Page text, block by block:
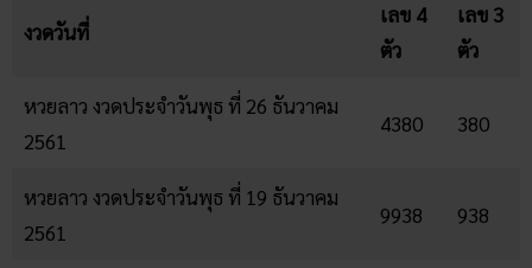
งวดวันที่
เลข 4
ตัว
เลข 3
ตัว
หวยลาว งวดประจำวันพุธ ที่ 26 ธันวาคม
2561
4380 380
หวยลาว งวดประจำวันพุธ ที่ 19 ธันวาคม
2561
9938 938